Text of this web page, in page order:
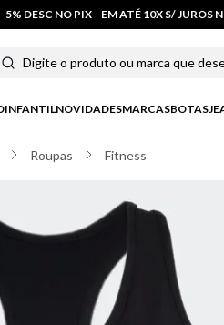
5% DESC NO PIX EM ATÉ 10X S/ JUROS
o produto ou marca que deseja
INFANTILNOVIDADESMARCASBOTAS
Roupas Fitness
tênis masculino